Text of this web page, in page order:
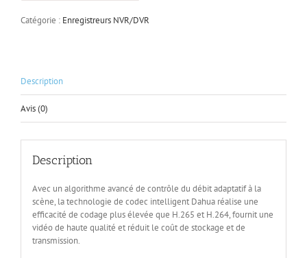
Catégorie : Enregistreurs NVR/DVR
Description
Avis (0)
Description
Avec un algorithme avancé de contrôle du débit adaptatif à la
scène, la technologie de codec intelligent Dahua réalise une
efficacité de codage plus élevée que H.265 et H.264, fournit une
vidéo de haute qualité et réduit le coût de stockage et de
transmission.